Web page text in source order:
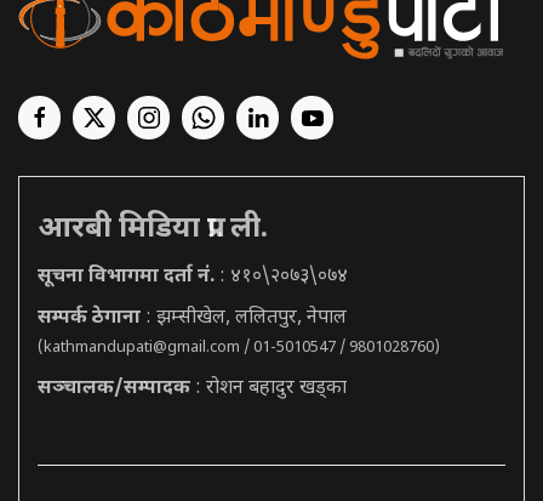
आरबी मिडिया प्रा. ली.
सूचना विभागमा दर्ता नं. : ४१०\२०७३\०७४
सम्पर्क ठेगाना : झम्सीखेल, ललितपुर, नेपाल
(kathmandupati@gmail.com / 01-5010547 / 9801028760)
सञ्चालक/सम्पादक : रोशन बहादुर खड्का